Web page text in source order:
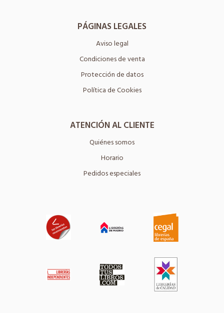
PÁGINAS LEGALES
Aviso legal
Condiciones de venta
Protección de datos
Política de Cookies
ATENCIÓN AL CLIENTE
Quiénes somos
Horario
Pedidos especiales